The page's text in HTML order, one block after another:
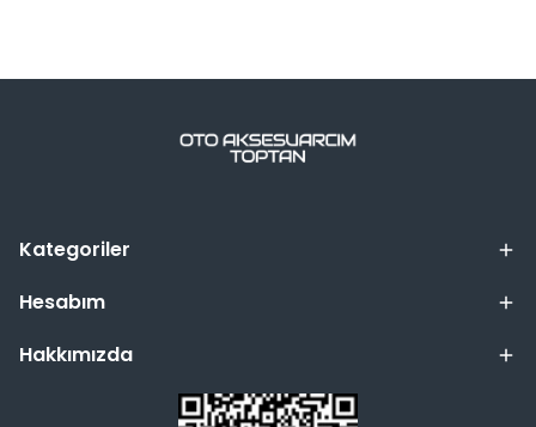
Kategoriler
Hesabım
Hakkımızda